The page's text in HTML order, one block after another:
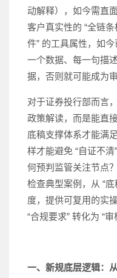
动解释），如今需直
客户真实性的 “全链
件” 的工具属性，如
一个数据、每一句描
据，否则就可能成为审
对于证券投行部而言
政策解读，而是能直
底稿支撑体系才能满
样才能避免 “自证不
何预判监管关注节点
检查典型案例，从 “
度，提供可复用的实
“合规要求” 转化为 “审
一、新规底层逻辑：